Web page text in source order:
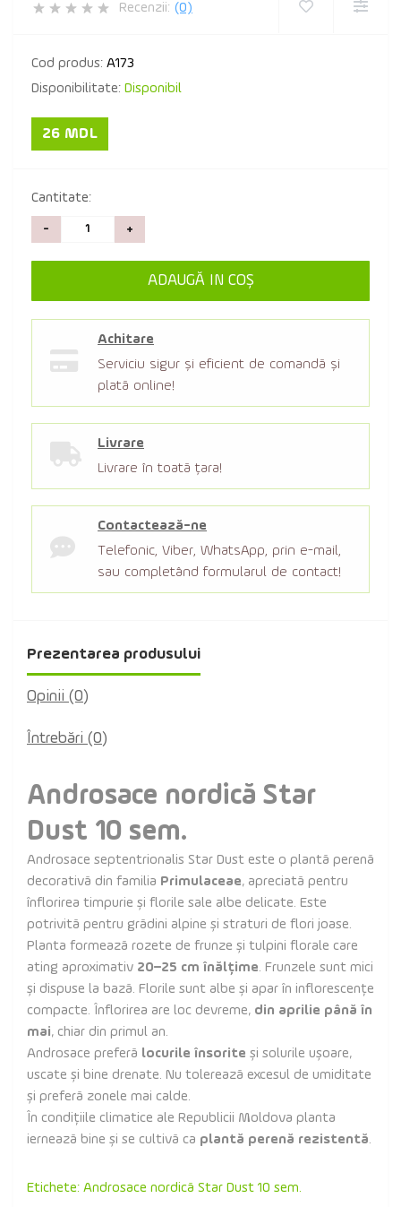
Recenzii: (0)
Cod produs: A173
Disponibilitate: Disponibil
26 MDL
Cantitate:
- +
ADAUGĂ IN COŞ
Achitare
Serviciu sigur şi eficient de comandă şi
plată online!
Livrare
Livrare în toată țara!
Contactează-ne
Telefonic, Viber, WhatsApp, prin e-mail,
sau completând formularul de contact!
Prezentarea produsului
Opinii (0)
Întrebări (0)
Androsace nordică Star
Dust 10 sem.
Androsace septentrionalis Star Dust este o plantă perenă
decorativă din familia Primulaceae, apreciată pentru
înflorirea timpurie și florile sale albe delicate. Este
potrivită pentru grădini alpine și straturi de flori joase.
Planta formează rozete de frunze și tulpini florale care
ating aproximativ 20–25 cm înălțime. Frunzele sunt mici
și dispuse la bază. Florile sunt albe și apar în inflorescențe
compacte. Înflorirea are loc devreme, din aprilie până în
mai, chiar din primul an.
Androsace preferă locurile însorite și solurile ușoare,
uscate și bine drenate. Nu tolerează excesul de umiditate
și preferă zonele mai calde.
În condițiile climatice ale Republicii Moldova planta
iernează bine și se cultivă ca plantă perenă rezistentă.
Etichete: Androsace nordică Star Dust 10 sem.